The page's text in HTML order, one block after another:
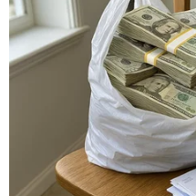
Indonesia sẽ tập trung
chính trị, xây dựng lòng
lòng tin giữa các quốc
những khác biệt và